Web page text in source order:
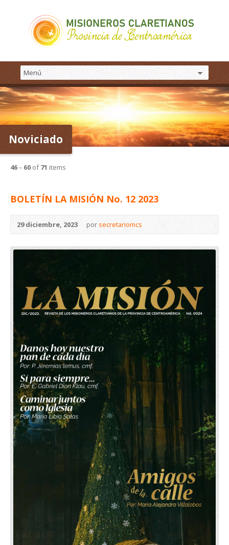
Noviciado
46– 60 of71 items
BOLETÍN LA MISIÓN No. 12 2023
29 diciembre, 2023 por secretariomcs